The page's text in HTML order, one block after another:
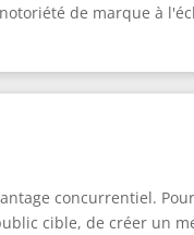
de marque à
concurrentiel.
cible, de créer un